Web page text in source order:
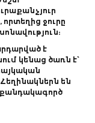
ջուրը
է
կենաց ծառն է՝
են